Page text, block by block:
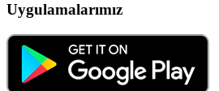
Uygulamalarımız